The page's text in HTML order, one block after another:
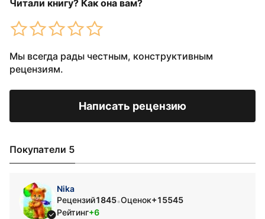
Читали книгу? Как она вам?
Мы всегда рады честным, конструктивным
рецензиям.
Написать рецензию
Покупатели 5
Nika
Рецензий1845•Оценок+15545
Рейтинг+6